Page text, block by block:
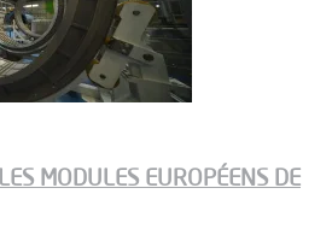
MODULES EUROPÉENS DE